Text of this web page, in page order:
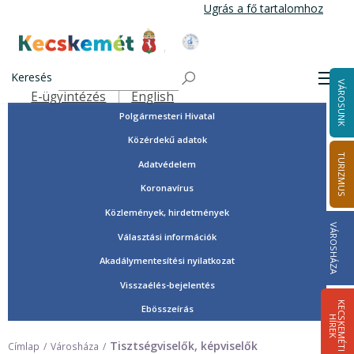
tartalomra
Ugrás a fő tartalomhoz
Kecskemét Város Honlapja
Keresés
Felső navigáció
E-ügyintézés English VÁROSUNK
TURIZMUS
VÁROSHÁZA
K
E
C
S
K
E
M
É
T
I
HÍ
R
E
K
Tisztségviselők, képviselők
Önkormányzat
Polgármesteri Hivatal
Közérdekű adatok
Adatvédelem
Koronavírus
Közlemények, hirdetmények
Választási információk
Akadálymentesítési nyilatkozat
Visszaélés-bejelentés
Ebösszeírás
Címlap Városháza Tisztségviselők, képviselők